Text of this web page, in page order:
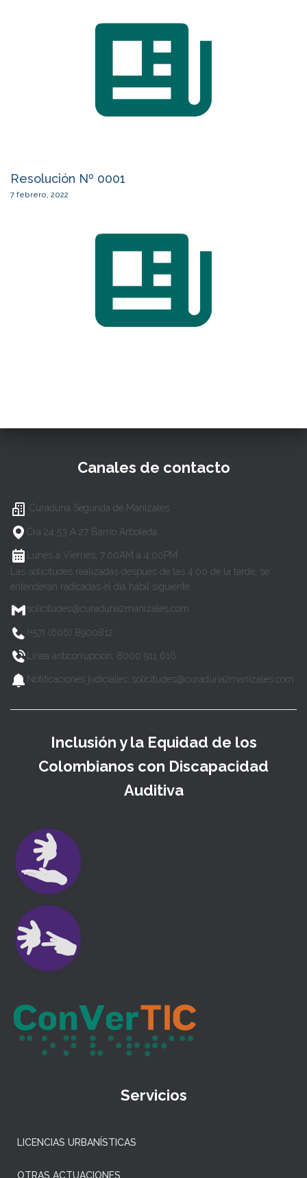
Resolución Nº 0001
7 febrero, 2022
Canales de contacto
Curaduría Segunda de Manizales
Cra 24 53 A 27 Barrio Arboleda
Lunes a Viernes, 7:00AM a 4:00PM
Las solicitudes realizadas después de las 4:00 de la tarde, se
entenderán radicadas el día hábil siguiente.
solicitudes@curaduria2manizales.com
(+57) (606) 8900812
Línea anticorrupción: 8000 911 616
Notificaciones judiciales: solicitudes@curaduria2manizales.com
Inclusión y la Equidad de los
Colombianos con Discapacidad
Auditiva
Servicios
LICENCIAS URBANÍSTICAS
OTRAS ACTUACIONES